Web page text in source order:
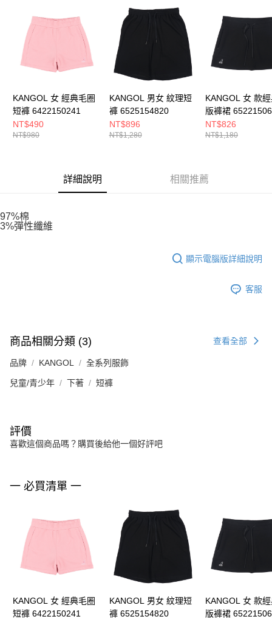
４．使用「AFTEE先享後付」時，將依據個別帳號之用戶狀況，依本公司即
時審查核予不同之上限額度；若仍有額度不足之情形，本公司將視審查結果
請求用戶進行身份認證。
５．嚴禁一人註冊多個帳號或使用他人資訊註冊。若發現惡意使用之情形，
恩沛科技股份有限公司將有權停止該用戶之使用額度並採取法律行動。
KANGOL 女 經典毛圈
短褲 6422150241
NT$490
NT$980
KANGOL 男女 紋理短
褲 6525154820
NT$896
NT$1,280
KANGOL 女 款
版褲裙
NT$826
NT$1,180
詳細說明 相關推薦
97%棉
3%彈性纖維
顯示電腦版詳細說明
客服
商品相關分類 (3) 查看全部
品牌 KANGOL 全系列服飾
兒童/青少年 下著 短褲
評價
喜歡這個商品嗎？購買後給他一個好評吧
一 必買清單 一
KANGOL 女 經典毛圈
短褲 6422150241
KANGOL 男女 紋理短
褲 6525154820
KANGOL 女 款
版褲裙